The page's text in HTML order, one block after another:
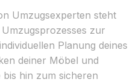
Umzugsexperten steht
zur
Planung deines
deiner Möbel und
bis hin zum sicheren